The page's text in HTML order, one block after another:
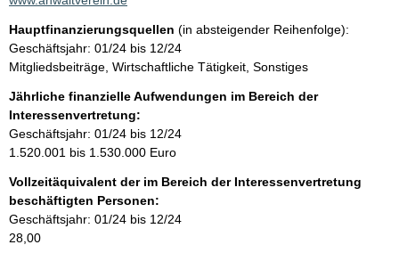
i
n
f
o
r
m
a
i
o
n
e
Hauptfinanzierungsquellen (in absteigender Reihenfolge):
Geschäftsjahr: 01/24 bis 12/24
Mitgliedsbeiträge, Wirtschaftliche Tätigkeit, Sonstiges
Jährliche finanzielle Aufwendungen im Bereich der
Interessenvertretung:
Geschäftsjahr: 01/24 bis 12/24
1.520.001 bis 1.530.000 Euro
Vollzeitäquivalent der im Bereich der Interessenvertretung
beschäftigten Personen:
Geschäftsjahr: 01/24 bis 12/24
28,00